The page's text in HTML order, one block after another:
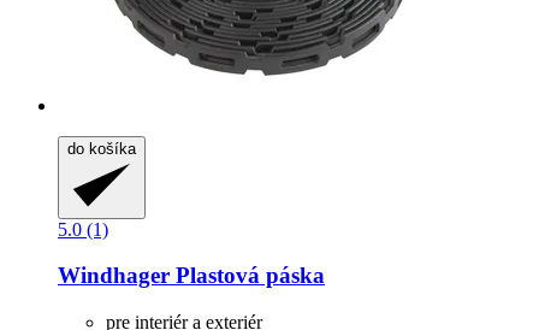
do košíka
5.0 (1)
Windhager Plastová páska
pre interiér a exteriér